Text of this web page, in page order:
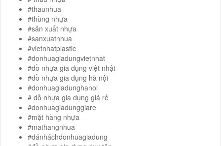
#thaunhua
#thùng nhựa
#sản xuất nhựa
#sanxuatnhua
#vietnhatplastic
#donhuagiadungvietnhat
#đồ nhựa gia dụng việt nhật
#đồ nhựa gia dụng hà nội
#donhuagiadunghanoi
# dồ nhựa gia dụng giá rẻ
#donhuagiadunggiare
#mặt hàng nhựa
#mathangnhua
#dánháchdonhuagiadung